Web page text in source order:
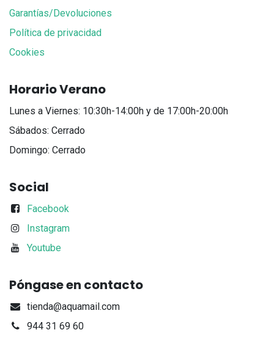
Garantías/Devoluciones
Política de privacidad
Cookies
Horario Verano
Lunes a Viernes: 10:30h-14:00h y de 17:00h-20:00h
Sábados: Cerrado
Domingo: Cerrado
Social
Facebook
Instagram
Youtube
Póngase en contacto
tienda@aquamail.com
944 31 69 60